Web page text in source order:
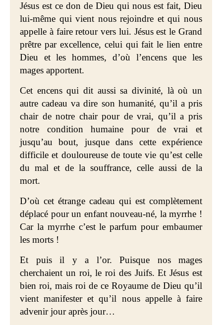
Jésus est ce don de Dieu qui nous est fait, Dieu
lui-même qui vient nous rejoindre et qui nous
appelle à faire retour vers lui. Jésus est le Grand
prêtre par excellence, celui qui fait le lien entre
Dieu et les hommes, d’où l’encens que les
mages apportent.
Cet encens qui dit aussi sa divinité, là où un
autre cadeau va dire son humanité, qu’il a pris
chair de notre chair pour de vrai, qu’il a pris
notre condition humaine pour de vrai et
jusqu’au bout, jusque dans cette expérience
difficile et douloureuse de toute vie qu’est celle
du mal et de la souffrance, celle aussi de la
mort.
D’où cet étrange cadeau qui est complètement
déplacé pour un enfant nouveau-né, la myrrhe !
Car la myrrhe c’est le parfum pour embaumer
les morts !
Et puis il y a l’or. Puisque nos mages
cherchaient un roi, le roi des Juifs. Et Jésus est
bien roi, mais roi de ce Royaume de Dieu qu’il
vient manifester et qu’il nous appelle à faire
advenir jour après jour…